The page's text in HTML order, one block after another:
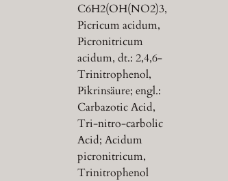
C6H2(OH(NO2)3,
Picricum acidum,
Picronitricum
acidum, dt.: 2,4,6-
Trinitrophenol,
Pikrinsäure; engl.:
Carbazotic Acid,
Tri-nitro-carbolic
Acid; Acidum
picronitricum,
Trinitrophenol